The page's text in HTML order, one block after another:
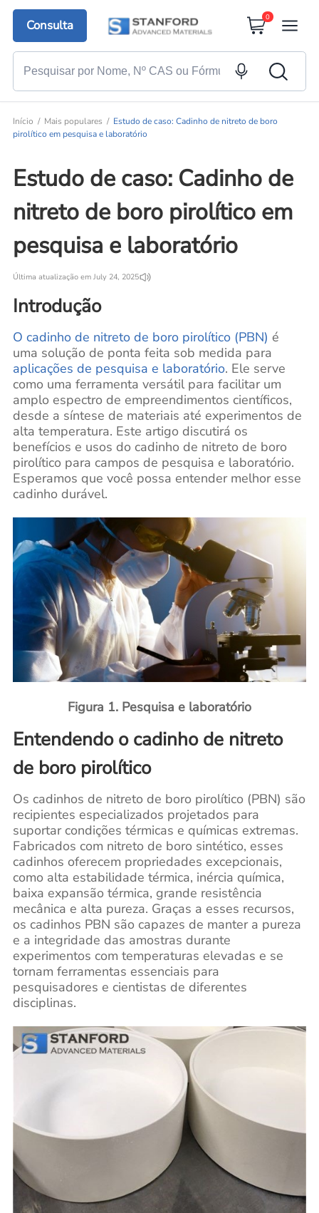
Consulta
0
Início Mais populares
Estudo de caso: Cadinho de nitreto de boro
pirolítico em pesquisa e laboratório
Estudo de caso: Cadinho de
nitreto de boro pirolítico em
pesquisa e laboratório
Última atualização em July 24, 2025
Introdução
O cadinho de nitreto de boro pirolítico (PBN) é
uma solução de ponta feita sob medida para
aplicações de pesquisa e laboratório. Ele serve
como uma ferramenta versátil para facilitar um
amplo espectro de empreendimentos científicos,
desde a síntese de materiais até experimentos de
alta temperatura. Este artigo discutirá os
benefícios e usos do cadinho de nitreto de boro
pirolítico para campos de pesquisa e laboratório.
Esperamos que você possa entender melhor esse
cadinho durável.
Figura 1. Pesquisa e laboratório
Entendendo o cadinho de nitreto
de boro pirolítico
Os cadinhos de nitreto de boro pirolítico (PBN) são
recipientes especializados projetados para
suportar condições térmicas e químicas extremas.
Fabricados com nitreto de boro sintético, esses
cadinhos oferecem propriedades excepcionais,
como alta estabilidade térmica, inércia química,
baixa expansão térmica, grande resistência
mecânica e alta pureza. Graças a esses recursos,
os cadinhos PBN são capazes de manter a pureza
e a integridade das amostras durante
experimentos com temperaturas elevadas e se
tornam ferramentas essenciais para
pesquisadores e cientistas de diferentes
disciplinas.